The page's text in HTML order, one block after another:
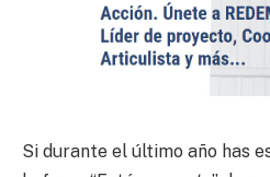
Si durante el último año has